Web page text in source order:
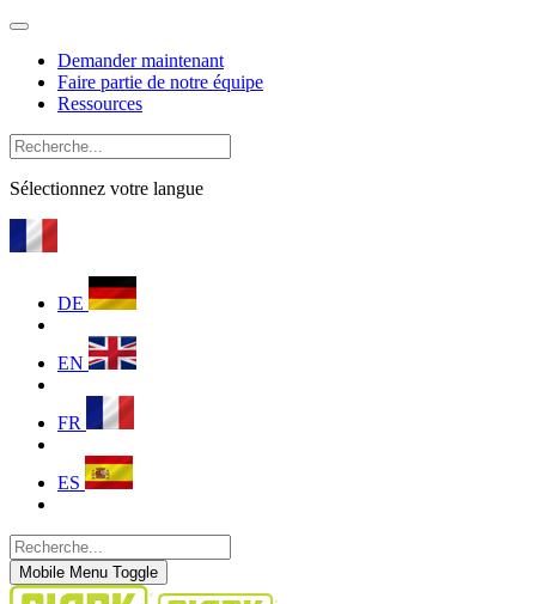
Demander maintenant
Faire partie de notre équipe
Ressources
Sélectionnez votre langue
DE
EN
FR
ES
Mobile Menu Toggle